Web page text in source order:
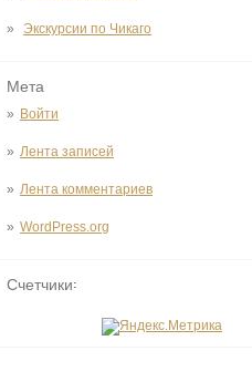
Экскурсии по Чикаго
Мета
Войти
Лента записей
Лента комментариев
WordPress.org
Счетчики: